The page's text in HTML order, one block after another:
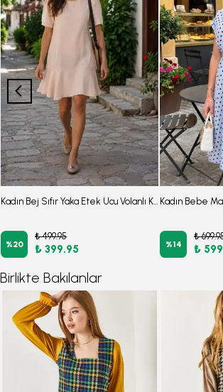
%20
₺ 499.95
₺ 399.95 %14
₺
₺
Birlikte Bakılanlar